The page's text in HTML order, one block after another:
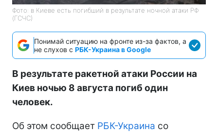
Фото: в Киеве есть погибший в результате ночной атаки РФ
(ГСЧС)
Понимай ситуацию на фронте из-за фактов, а
не слухов с РБК-Украина в Google
В результате ракетной атаки России на
Киев ночью 8 августа погиб один
человек.
Об этом сообщает РБК-Украина со